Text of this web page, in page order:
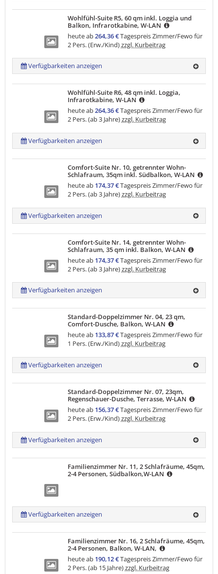
Wohlfühl-Suite R5, 60 qm inkl. Loggia und
Balkon, Infrarotkabine, W-LAN
heute ab264,36 €Tagespreis Zimmer/Fewo für
2 Pers. (Erw./Kind)zzgl. Kurbeitrag
Verfügbarkeiten anzeigen
Wohlfühl-Suite R6, 48 qm inkl. Loggia,
Infrarotkabine, W-LAN
heute ab264,36 €Tagespreis Zimmer/Fewo für
2 Pers. (ab 3 Jahre)zzgl. Kurbeitrag
Verfügbarkeiten anzeigen
Comfort-Suite Nr. 10, getrennter Wohn-
Schlafraum, 35qm inkl. Südbalkon, W-LAN
heute ab 174,37 €Tagespreis Zimmer/Fewo für
2 Pers. (ab 3 Jahre)zzgl. Kurbeitrag
Verfügbarkeiten anzeigen
Comfort-Suite Nr. 14, getrennter Wohn-
Schlafraum, 35 qm inkl. Balkon, W-LAN
heute ab 174,37 €Tagespreis Zimmer/Fewo für
2 Pers. (ab 3 Jahre)zzgl. Kurbeitrag
Verfügbarkeiten anzeigen
Standard-Doppelzimmer Nr. 04, 23 qm,
Comfort-Dusche, Balkon, W-LAN
heute ab 133,87 €Tagespreis Zimmer/Fewo für
1 Pers. (Erw./Kind)zzgl. Kurbeitrag
Verfügbarkeiten anzeigen
Standard-Doppelzimmer Nr. 07, 23qm,
Regenschauer-Dusche, Terrasse, W-LAN
heute ab 156,37 €Tagespreis Zimmer/Fewo für
2 Pers. (Erw./Kind)zzgl. Kurbeitrag
Verfügbarkeiten anzeigen
Familienzimmer Nr. 11, 2 Schlafräume, 45qm,
2-4 Personen, Südbalkon,W-LAN
Verfügbarkeiten anzeigen
Familienzimmer Nr. 16, 2 Schlafräume, 45qm,
2-4 Personen, Balkon, W-LAN,
heute ab 190,12 €Tagespreis Zimmer/Fewo für
2 Pers. (ab 15 Jahre)zzgl. Kurbeitrag